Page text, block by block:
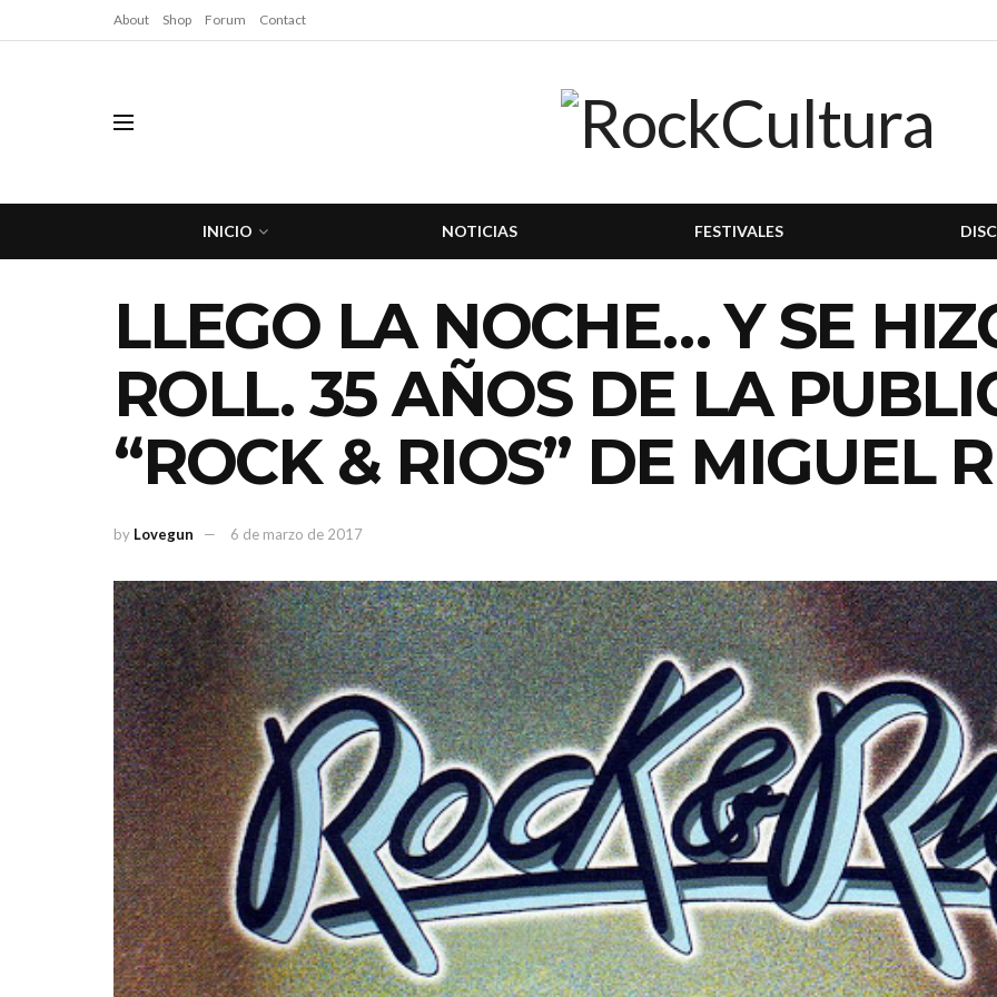
About Shop Forum Contact
INICIO NOTICIAS FESTIVALES
LLEGO LA NOCHE… Y SE
ROLL. 35 AÑOS DE LA
“ROCK & RIOS” DE MIGUEL
by Lovegun 6 de marzo de 2017